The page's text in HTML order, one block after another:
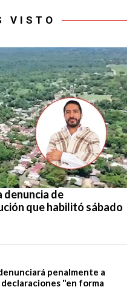
VISTO
denuncia de
que habilitó sábado
penalmente a
"en forma